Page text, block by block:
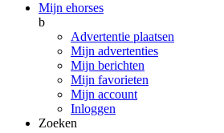
Mijn ehorses
b
Advertentie plaatsen
Mijn advertenties
Mijn berichten
Mijn favorieten
Mijn account
Inloggen
Zoeken